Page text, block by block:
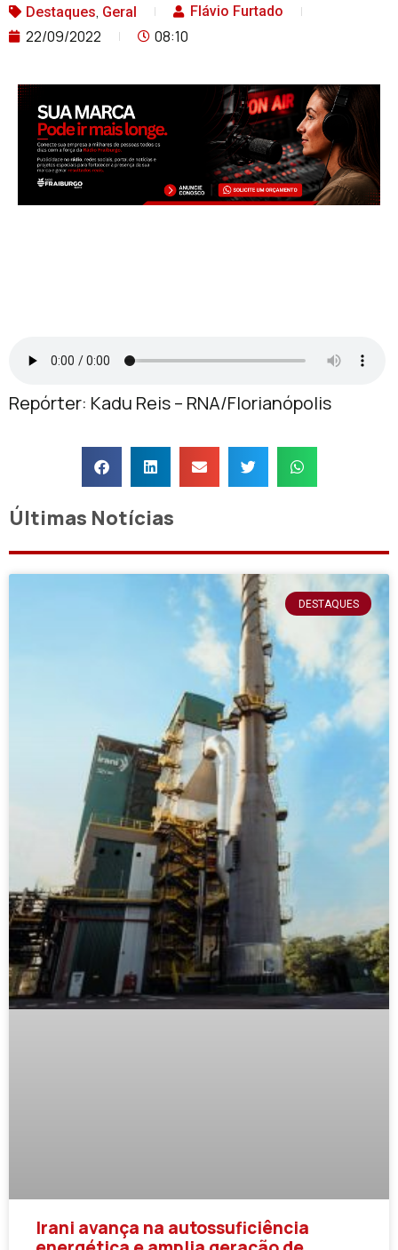
Destaques, Geral Flávio Furtado
22/09/2022 08:10
Repórter: Kadu Reis – RNA/Florianópolis
Últimas Notícias
DESTAQUES
Irani avança na autossuficiência